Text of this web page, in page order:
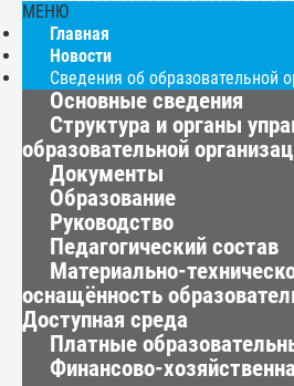
МЕНЮ
Главная
Новости
Сведения об образовательной
Основные сведения
Структура и органы
образовательной
Документы
Образование
Руководство
Педагогический состав
Материально-
оснащённость
Доступная среда
Платные
Финансово-